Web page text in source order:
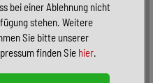
bei einer Ablehnung nicht
stehen. Weitere
Sie bitte unserer
finden Sie hier.